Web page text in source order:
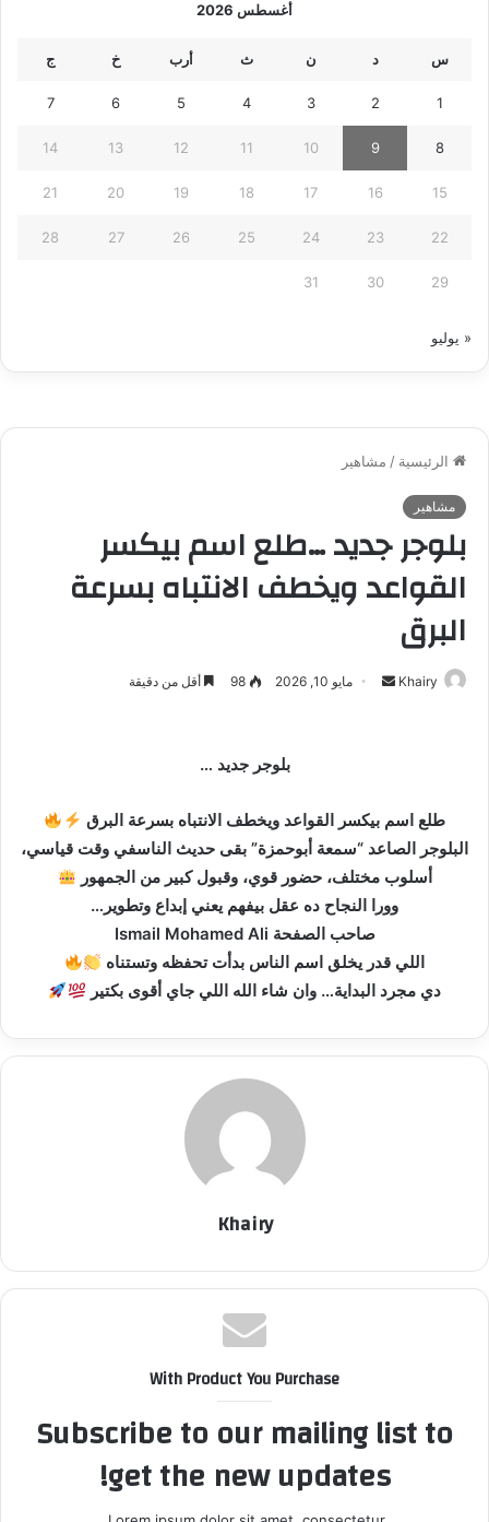
أغسطس 2026
س د ن ث أرب خ ج
1
2
3
4
5
6
7
8
9
10
11
12
13
14
15
16
17
18
19
20
21
22
23
24
25
26
27
28
29
30
31
« يوليو